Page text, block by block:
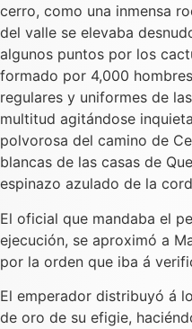
cerro, como una inmensa
del valle se elevaba
algunos puntos por los
formado por 4,000
regulares y uniformes de
multitud agitándose
polvorosa del camino de
blancas de las casas de
espinazo azulado de la
El oficial que mandaba el
ejecución, se aproximó a
por la orden que iba á
El emperador distribuyó á
de oro de su efigie,